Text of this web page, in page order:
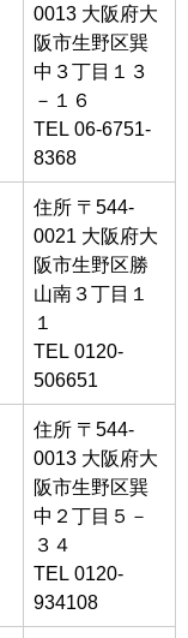
0013 大阪府大
阪市生野区巽
中３丁目１３
－１６
TEL 06-6751-
8368
住所 〒544-
0021 大阪府大
阪市生野区勝
山南３丁目１
１
TEL 0120-
506651
住所 〒544-
0013 大阪府大
阪市生野区巽
中２丁目５－
３４
TEL 0120-
934108